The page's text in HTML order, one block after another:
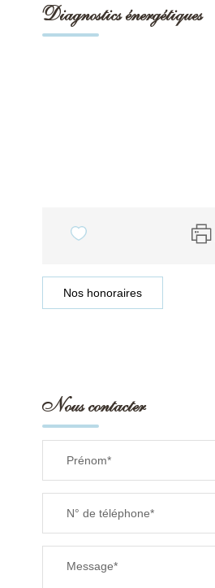
Diagnostics énergétiques
Nos honoraires
Nous contacter
Prénom*
N° de téléphone*
Message*